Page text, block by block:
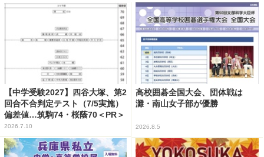
【中学受験2027】四谷大塚、第2
回合不合判定テスト（7/5実施）
偏差値…筑駒74・桜蔭70＜PR＞
2026.7.10
高校囲碁全国大会、団体戦は
灘・南山女子部が優勝
2026.8.5